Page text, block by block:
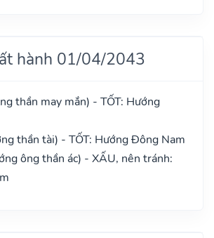
hành 01/04/2043
thần may mắn) - TỐT: Hướng
thần tài) - TỐT: Hướng Đông Nam
ông thần ác) - XẤU, nên tránh: